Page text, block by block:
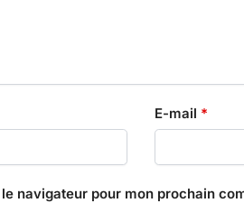
E-mail *
navigateur pour mon prochain